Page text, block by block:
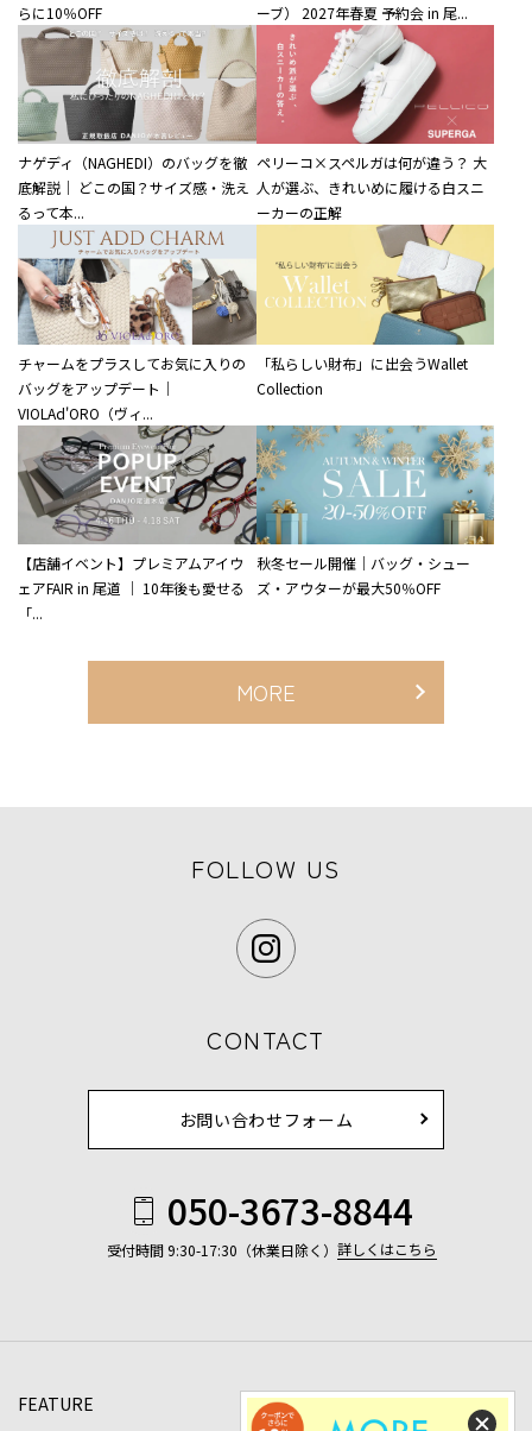
らに10％OFF
ーブ） 2027年春夏 予約会 in 尾...
ナゲディ（NAGHEDI）のバッグを徹
底解説｜ どこの国？サイズ感・洗え
るって本...
ペリーコ×スペルガは何が違う？ 大
人が選ぶ、きれいめに履ける白スニ
ーカーの正解
チャームをプラスしてお気に入りの
バッグをアップデート｜
VIOLAd'ORO（ヴィ...
「私らしい財布」に出会うWallet
Collection
【店舗イベント】プレミアムアイウ
ェアFAIR in 尾道 ｜ 10年後も愛せる
「...
秋冬セール開催｜バッグ・シュー
ズ・アウターが最大50％OFF
MORE
FOLLOW US
CONTACT
お問い合わせフォーム
050-3673-8844
受付時間 9:30-17:30（休業日除く） 詳しくはこちら
FEATURE